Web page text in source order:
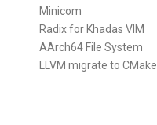
Minicom
Radix for Khadas VIM
AArch64 File System
LLVM migrate to CMake